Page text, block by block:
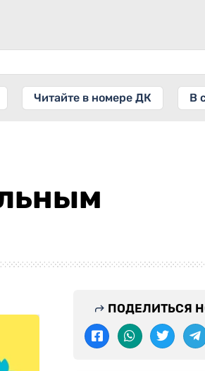
Читайте в номере ДК В
ПОДЕЛИТЬСЯ